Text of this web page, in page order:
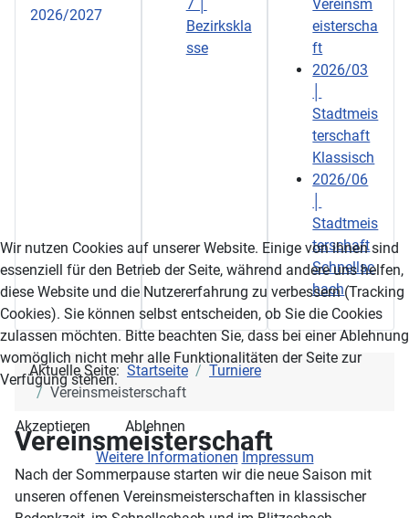
2026/2027
7 │
Bezirkskla
sse
Vereinsm
eisterscha
ft
2026/03
Stadtmeis
terschaft
Klassisch
2026/06
Stadtmeis
terschaft
Schnellsc
hach
Aktuelle Seite: Startseite
Turniere
Vereinsmeisterschaft
Vereinsmeisterschaft
Nach der Sommerpause starten wir die neue Saison mit
unseren offenen Vereinsmeisterschaften in klassischer
Wir nutzen Cookies auf unserer Website. Einige von ihnen sind
essenziell für den Betrieb der Seite, während andere uns helfen,
diese Website und die Nutzererfahrung zu verbessern (Tracking
Cookies). Sie können selbst entscheiden, ob Sie die Cookies
zulassen möchten. Bitte beachten Sie, dass bei einer Ablehnung
womöglich nicht mehr alle Funktionalitäten der Seite zur
Verfügung stehen.
Akzeptieren
Ablehnen
Weitere Informationen Impressum